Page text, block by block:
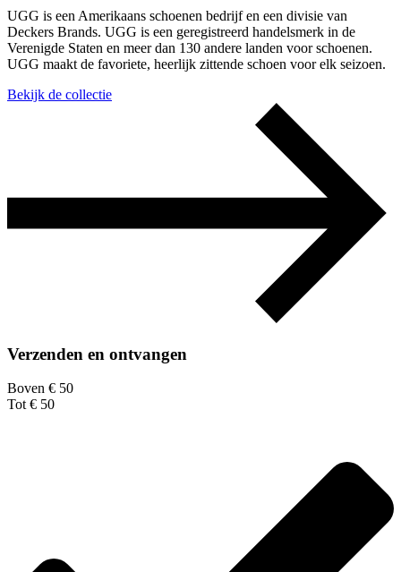
UGG is een Amerikaans schoenen bedrijf en een divisie van
Deckers Brands. UGG is een geregistreerd handelsmerk in de
Verenigde Staten en meer dan 130 andere landen voor schoenen.
UGG maakt de favoriete, heerlijk zittende schoen voor elk seizoen.
Bekijk de collectie
Verzenden en ontvangen
Boven € 50
Tot € 50